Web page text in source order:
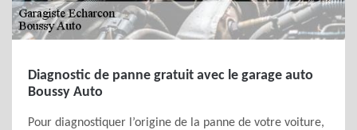
Diagnostic de panne gratuit avec le garage auto
Boussy Auto
Pour diagnostiquer l’origine de la panne de votre voiture,